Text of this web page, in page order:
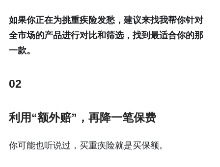
如果你正在为挑重疾险发愁，建议来找我帮你针对
全市场的产品进行对比和筛选，找到最适合你的那
一款。
02
利用“额外赔”，再降一笔保费
你可能也听说过，买重疾险就是买保额。